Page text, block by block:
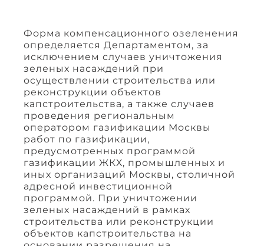
Форма компенсационного озеленения
определяется Департаментом, за
исключением случаев уничтожения
зеленых насаждений при
осуществлении строительства или
реконструкции объектов
капстроительства, а также случаев
проведения региональным
оператором газификации Москвы
работ по газификации,
предусмотренных программой
газификации ЖКХ, промышленных и
иных организаций Москвы, столичной
адресной инвестиционной
программой. При уничтожении
зеленых насаждений в рамках
строительства или реконструкции
объектов капстроительства на